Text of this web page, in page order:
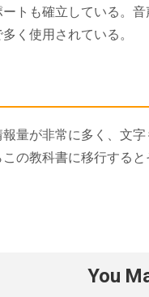
トも確立している。
く使用されている。
量が非常に多く、文
の教科書に移行する
You